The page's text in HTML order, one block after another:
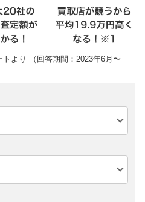
より （回答期間：2023年6月〜